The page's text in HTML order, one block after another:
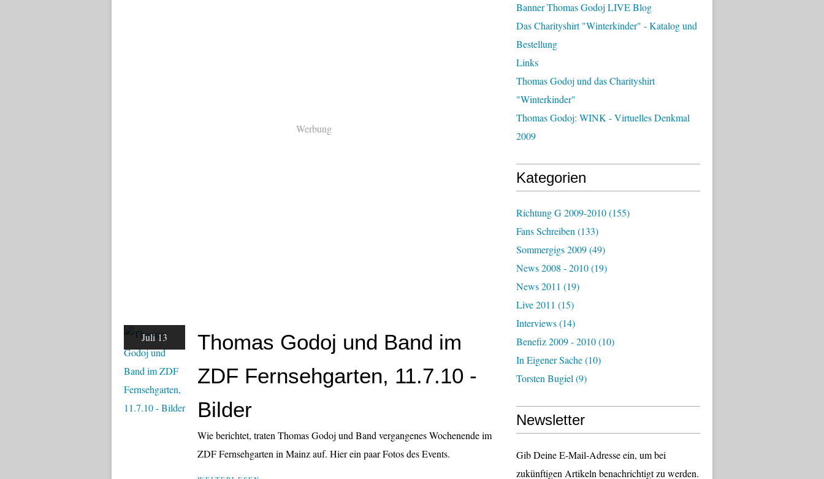
Werbung
Juli 13
Thomas Godoj und Band im
ZDF Fernsehgarten, 11.7.10 -
Bilder
Wie berichtet, traten Thomas Godoj und Band vergangenes Wochenende im
ZDF Fernsehgarten in Mainz auf. Hier ein paar Fotos des Events.
Banner Thomas Godoj LIVE Blog
Das Charityshirt "Winterkinder" - Katalog und
Bestellung
Links
Thomas Godoj und das Charityshirt
"Winterkinder"
Thomas Godoj: WINK - Virtuelles Denkmal
2009
Kategorien
Richtung G 2009-2010(155)
Fans Schreiben (133)
Sommergigs 2009(49)
News 2008 - 2010(19)
News 2011 (19)
Live 2011 (15)
Interviews(14)
Benefiz 2009 - 2010(10)
In Eigener Sache(10)
Torsten Bugiel (9)
Newsletter
Gib Deine E-Mail-Adresse ein, um bei
zukünftigen Artikeln benachrichtigt zu werden.